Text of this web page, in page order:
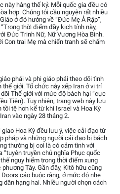
này hàng thế kỷ. Mỗi quốc gia đều có
hợp. Chúng tôi cầu nguyện rất nhiều
ở đó hướng về “Đức Mẹ Ả Rập”,
thời điểm đầy kịch tính này,
Đức Trinh Nữ, Nữ Vương Hòa Bình.
Con trai Mẹ mà chiến tranh sẽ chấm
phái và phi giáo phái theo dõi tình
giới. Tổ chức này xếp Iran ở vị trí
Thế giới với mức độ bách hại “cực
Tiên). Tuy nhiên, trang web này lưu
tồi tệ hơn kể từ khi Israel và Hoa Kỳ
vào ngày 28 tháng 2.
Hoa Kỳ đều lưu ý, việc cải đạo từ
pháp và những người cải đạo bị bách
thường bị coi là có cảm tình với
“tuyên truyền chủ nghĩa Phục quốc
nguy hiểm trong thời điểm xung
Tây. Gần đây, Kitô hữu cũng
cáo buộc rằng, ở mức độ nhẹ
dân hạng hai. Nhiều người chọn cách